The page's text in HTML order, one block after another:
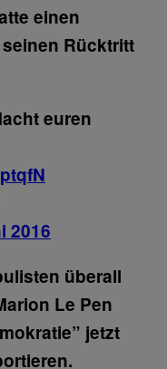
einen
Rücktritt
euren
2016
überall
Le Pen
jetzt